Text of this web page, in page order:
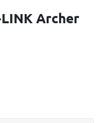
Archer